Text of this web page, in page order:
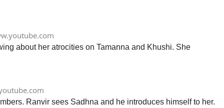
на всичко една за друга. Садна е в
Рагини е мило и приятно, но
about her atrocities on Tamanna and Khushi. She
Ranvir sees Sadhna and he introduces himself to her.